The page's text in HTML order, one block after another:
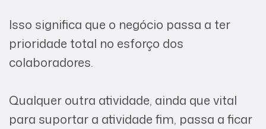
Isso significa que o negócio passa a ter
prioridade total no esforço dos
colaboradores.
Qualquer outra atividade, ainda que vital
para suportar a atividade fim, passa a ficar